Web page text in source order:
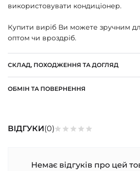
використовувати кондиціонер.
Купити виріб Ви можете зручним
оптом чи вроздріб.
СКЛАД, ПОХОДЖЕННЯ ТА ДОГЛЯД
ОБМІН ТА ПОВЕРНЕННЯ
ВІДГУКИ(0)
Немає відгуків про цей